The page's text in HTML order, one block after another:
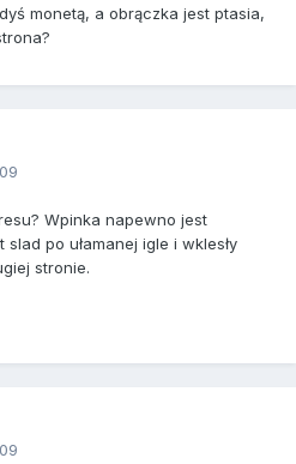
monetą, a obrączka jest ptasia,
Wpinka napewno jest
po ułamanej igle i wklesły
stronie.